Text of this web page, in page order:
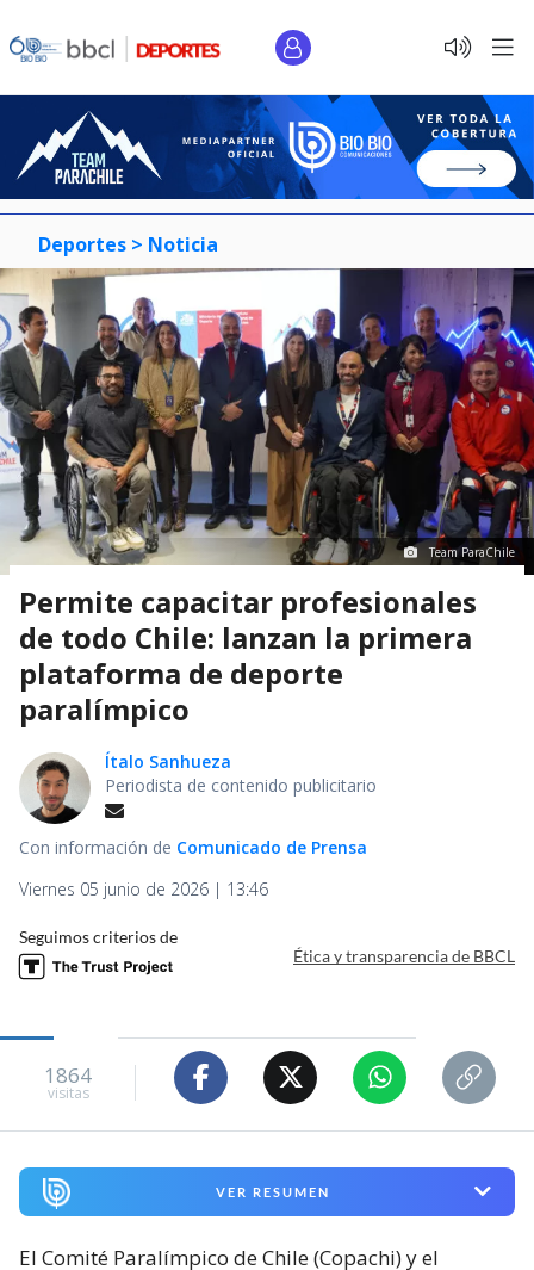
Deportes > Noticia
Team ParaChile
Permite capacitar profesionales
de todo Chile: lanzan la primera
plataforma de deporte
paralímpico
Ítalo Sanhueza
Periodista de contenido publicitario
Con información de Comunicado de Prensa
Viernes 05 junio de 2026 | 13:46
Seguimos criterios de
Ética y transparencia de BBCL
1864
visitas
VER RESUMEN
El Comité Paralímpico de Chile (Copachi) y el